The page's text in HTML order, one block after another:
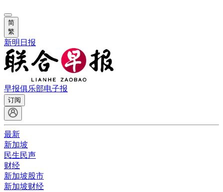
简
繁
新明日报
早报俱乐部电子报
订阅
最新
新加坡
民生民声
财经
新加坡股市
新加坡财经